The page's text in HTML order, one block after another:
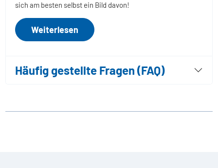
sich am besten selbst ein Bild davon!
Weiterlesen
Häufig gestellte Fragen (FAQ)